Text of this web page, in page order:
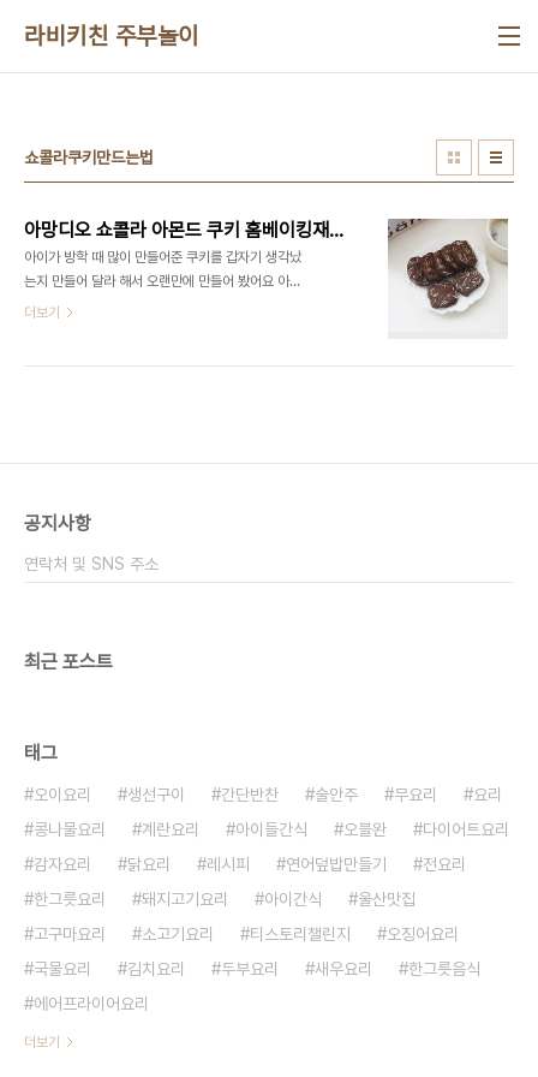
라비키친 주부놀이
쇼콜라쿠키만드는법
아망디오 쇼콜라 아몬드 쿠키 홈베이킹재료 아몬드 초코쿠키 만들기
아이가 방학 때 많이 만들어준 쿠키를 갑자기 생각났
는지 만들어 달라 해서 오랜만에 만들어 봤어요 아이
가 먹을 것이라 달지 않게 하니까 아이들 주기도 좋고
박력분125g,코코아파우더15g,버터75g, 흑설탕
설탕 슈가파우더를 사용해도 괜찮습니다. 계란과 버
더보기
공지사항
연락처 및 SNS 주소
최근 포스트
태그
오이요리 생선구이 간단반찬 술안주 무요리
요리
콩나물요리
계란요리 아이들간식 오블완
다이어트요리
감자요리
닭요리 레시피 연어덮밥만들기
전요리
한그릇요리
돼지고기요리 아이간식
울산맛집
고구마요리
소고기요리 티스토리챌린지
오징어요리
국물요리
김치요리 두부요리 새우요리
한그릇음식
에어프라이어요리
더보기